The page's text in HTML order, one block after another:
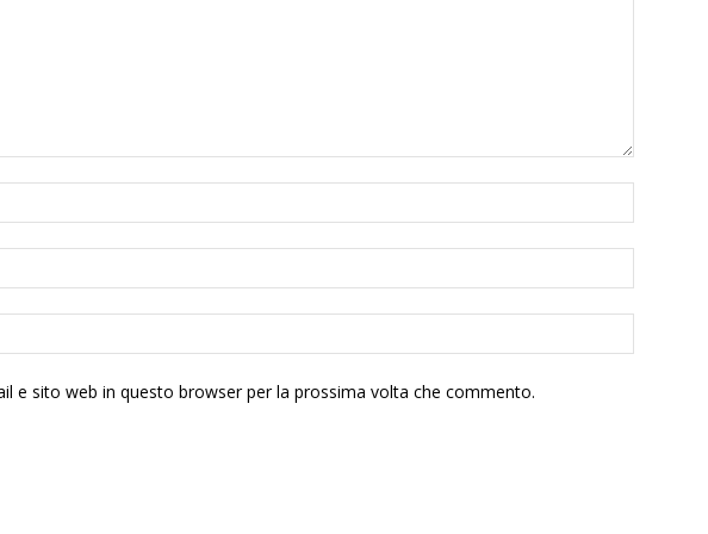
e sito web in questo browser per la prossima volta che commento.